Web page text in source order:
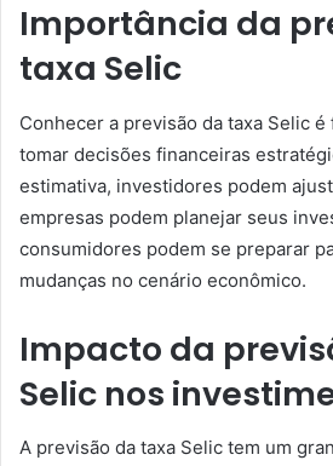
Importância da
taxa Selic
Conhecer a previsão da taxa Selic
tomar decisões financeiras
estimativa, investidores podem
empresas podem planejar seus
consumidores podem se preparar
mudanças no cenário econômico.
Impacto da
Selic nos
A previsão da taxa Selic tem um